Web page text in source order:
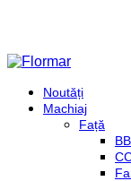
Noutăți
Machiaj
Față